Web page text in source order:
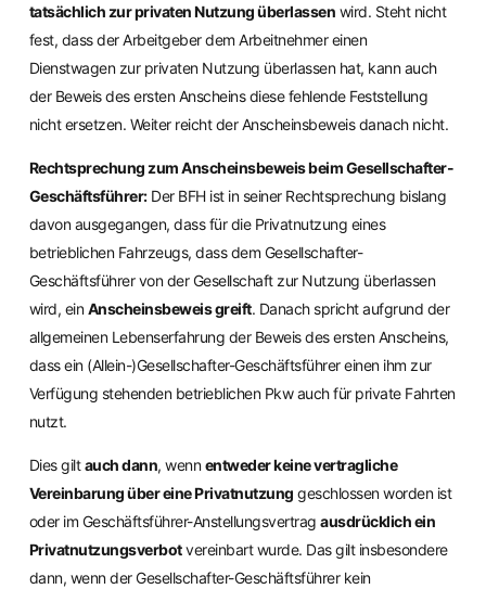
tatsächlich zur privaten Nutzung überlassen wird. Steht nicht
fest, dass der Arbeitgeber dem Arbeitnehmer einen
Dienstwagen zur privaten Nutzung überlassen hat, kann auch
der Beweis des ersten Anscheins diese fehlende Feststellung
nicht ersetzen. Weiter reicht der Anscheinsbeweis danach nicht.
Rechtsprechung zum Anscheinsbeweis beim Gesellschafter-
Geschäftsführer:Der BFH ist in seiner Rechtsprechung bislang
davon ausgegangen, dass für die Privatnutzung eines
betrieblichen Fahrzeugs, dass dem Gesellschafter-
Geschäftsführer von der Gesellschaft zur Nutzung überlassen
wird, einAnscheinsbeweis greift. Danach spricht aufgrund der
allgemeinen Lebenserfahrung der Beweis des ersten Anscheins,
dass ein (Allein-)Gesellschafter-Geschäftsführer einen ihm zur
Verfügung stehenden betrieblichen Pkw auch für private Fahrten
nutzt.
Dies giltauch dann, wennentweder keine vertragliche
Vereinbarung über eine Privatnutzung geschlossen worden ist
oder im Geschäftsführer-Anstellungsvertragausdrücklich ein
Privatnutzungsverbotvereinbart wurde. Das gilt insbesondere
dann, wenn der Gesellschafter-Geschäftsführer kein